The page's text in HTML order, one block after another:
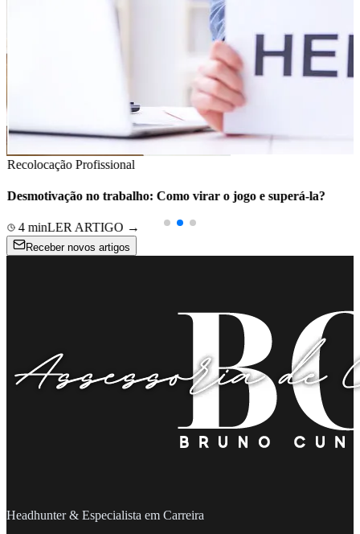
Recolocação Profissional
Desmotivação no trabalho: Como virar o jogo e superá-la?
4minLER ARTIGO →
Receber novos artigos
Headhunter & Especialista em Carreira